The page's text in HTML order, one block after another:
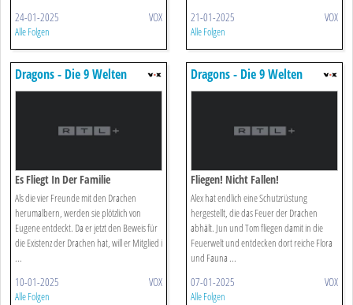
24-01-2025 VOX
Alle Folgen
21-01-2025 VOX
Alle Folgen
Dragons - Die 9 Welten
Es Fliegt In Der Familie
Als die vier Freunde mit den Drachen
herumalbern, werden sie plötzlich von
Eugene entdeckt. Da er jetzt den Beweis für
die Existenz der Drachen hat, will er Mitglied i
...
10-01-2025 VOX
Alle Folgen
Dragons - Die 9 Welten
Fliegen! Nicht Fallen!
Alex hat endlich eine Schutzrüstung
hergestellt, die das Feuer der Drachen
abhält. Jun und Tom fliegen damit in die
Feuerwelt und entdecken dort reiche Flora
und Fauna ...
07-01-2025 VOX
Alle Folgen